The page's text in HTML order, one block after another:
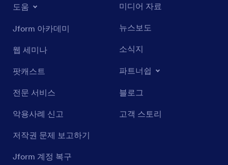
도움
Jform 아카데미
웹 세미나
팟캐스트
전문 서비스
악용사례 신고
저작권 문제 보고하기
Jform 계정 복구
미디어 자료
뉴스보도
소식지
파트너쉽
블로그
고객 스토리